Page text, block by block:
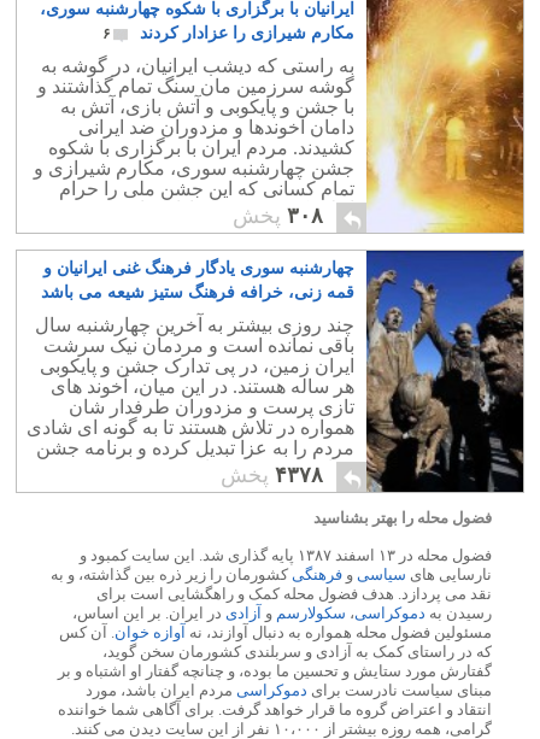
ایرانیان با برگزاری با شکوه چهارشنبه سوری،
مکارم شیرازی را عزادار کردند
۶
به راستی که دیشب ایرانیان، در گوشه به
گوشه سرزمین مان سنگ تمام گذاشتند و
با جشن و پایکوبی و آتش بازی، آتش به
دامان آخوندها و مزدوران ضد ایرانی
کشیدند. مردم ایران با برگزاری با شکوه
جشن چهارشنبه سوری، مکارم شیرازی و
تمام کسانی که این جشن ملی را حرام
اعلام کرده بودند، عزادار ساختند.
۳۰۸ پخش
چهارشنبه سوری یادگار فرهنگ غنی ایرانیان و
قمه زنی، خرافه فرهنگ ستیز شیعه می باشد
چند روزی بیشتر به آخرین چهارشنبه سال
باقی نمانده است و مردمان نیک سرشت
ایران زمین، در پی تدارک جشن و پایکوبی
هر ساله هستند. در این میان، آخوند های
تازی پرست و مزدوران طرفدار شان
همواره در تلاش هستند تا به گونه ای شادی
مردم را به عزا تبدیل کرده و برنامه جشن
چهارشنبه سوری را بر هم بریزند.
۴۳۷۸ پخش
فضول محله را بهتر بشناسید
فضول محله در ۱۳ اسفند ۱۳۸۷ پایه گذاری شد. این سایت کمبود و
نارسایی های سیاسی و فرهنگیکشورمان را زیر ذره بین گذاشته، و به
نقد می پردازد. هدف فضول محله کمک و راهگشایی است برای
رسیدن به دموکراسی، سکولارسم و آزادی در ایران. بر این اساس،
مسئولین فضول محله همواره به دنبال آوازند، نه آوازه خوان. آن کس
که در راستای کمک به آزادی و سربلندی کشورمان سخن گوید،
گفتارش مورد ستایش و تحسین ما بوده، و چنانچه گفتار او اشتباه و بر
مبنای سیاست نادرست برای دموکراسی مردم ایران باشد، مورد
انتقاد و اعتراض گروه ما قرار خواهد گرفت. برای آگاهی شما خواننده
گرامی، همه روزه بیشتر از ۱۰،۰۰۰ نفر از این سایت دیدن می کنند.